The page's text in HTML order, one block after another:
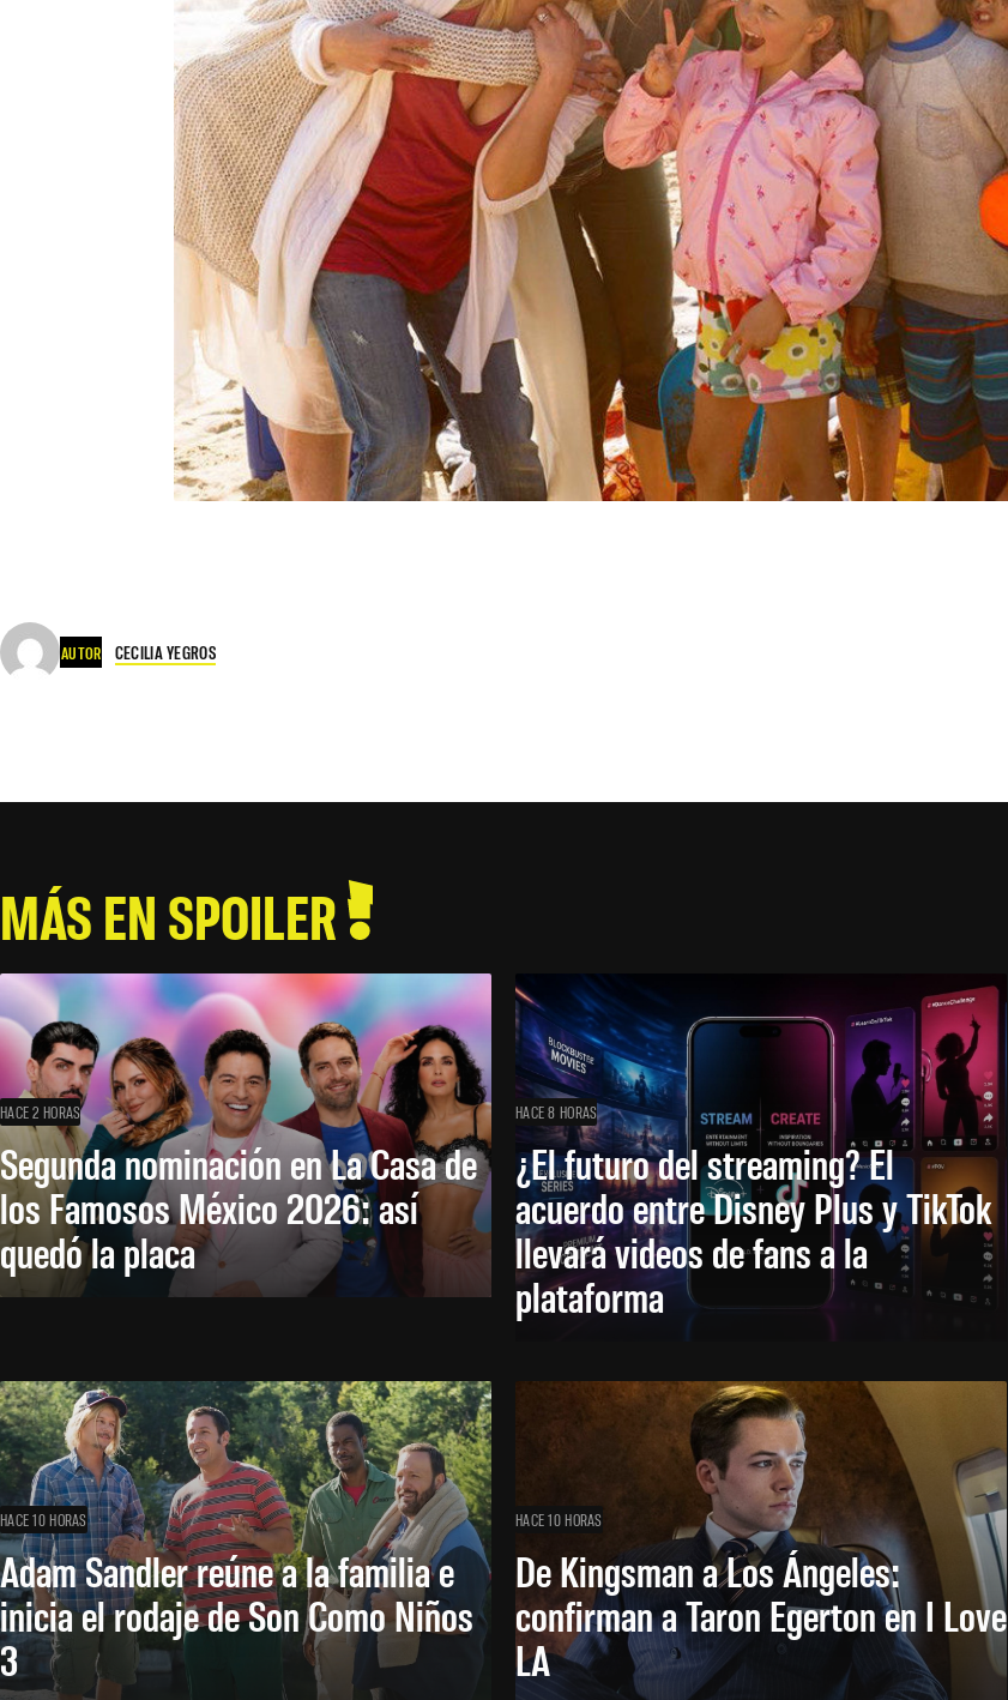
AUTOR CECILIA YEGROS
MÁS EN SPOILER
HACE 2 HORAS
Segunda nominación en La Casa de
los Famosos México 2026: así
quedó la placa
HACE 8 HORAS
¿El futuro del streaming? El
acuerdo entre Disney Plus y TikTok
llevará videos de fans a la
plataforma
HACE 10 HORAS
Adam Sandler reúne a la familia e
inicia el rodaje de Son Como Niños
3
HACE 10 HORAS
De Kingsman a Los Ángeles:
confirman a Taron Egerton en I Love
LA